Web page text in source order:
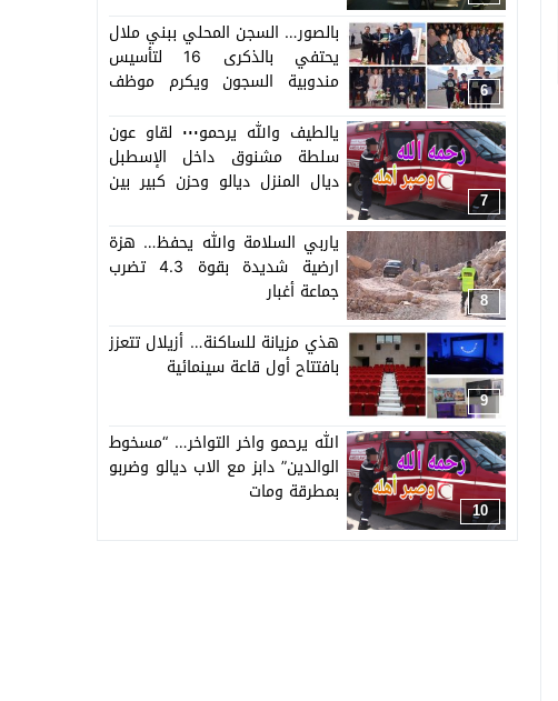
6
بالصور… السجن المحلي ببني ملال
يحتفي بالذكرى 16 لتأسيس
مندوبية السجون ويكرم موظف
بمجهودات الموظفين والموظفات
بالسجن
7
يالطيف والله يرحمو٠٠٠ لقاو عون
سلطة مشنوق داخل الإسطبل
ديال المنزل ديالو وحزن كبير بين
8
ياربي السلامة والله يحفظ… هزة
ارضية شديدة بقوة 4.3 تضرب
جماعة أغبار
9
هذي مزيانة للساكنة… أزيلال تتعزز
بافتتاح أول قاعة سينمائية
10
الله يرحمو واخر التواخر… “مسخوط
الوالدين” دابز مع الاب ديالو وضربو
بمطرقة ومات